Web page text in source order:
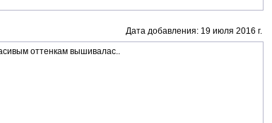
Дата добавления: 19 июля 2016 г.
оттенкам вышивалас..